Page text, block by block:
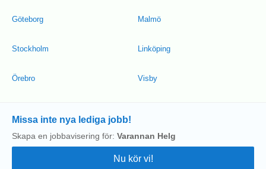
Göteborg
Stockholm
Örebro
Malmö
Linköping
Visby
Missa inte nya lediga jobb!
Skapa en jobbavisering för: Varannan Helg